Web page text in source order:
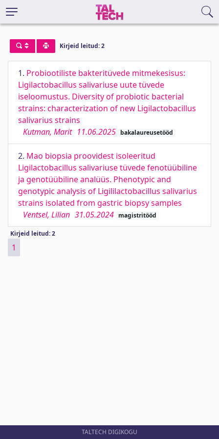
Kirjeid leitud: 2
1. Probiootiliste bakteritüvede mitmekesisus:
Ligilactobacillus salivariuse uute tüvede
iseloomustus. Diversity of probiotic bacterial
strains: characterization of new Ligilactobacillus
salivarius strains
Kutman, Marit 11.06.2025 bakalaureusetööd
2. Mao biopsia proovidest isoleeritud
Ligilactobacillus salivariuse tüvede fenotüübiline
ja genotüübiline analüüs. Phenotypic and
genotypic analysis of Ligililactobacillus salivarius
strains isolated from gastric biopsy samples
Ventsel, Lilian 31.05.2024 magistritööd
Kirjeid leitud: 2
1
TALTECH DIGIKOGU